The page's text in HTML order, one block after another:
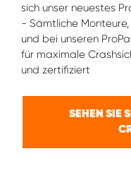
sich unser neuestes
- Sämtliche
und bei unseren
für maximale
und zertifiziert
SEHEN SIE